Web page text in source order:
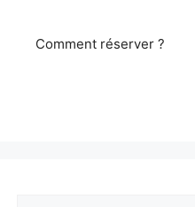
Comment réserver ?